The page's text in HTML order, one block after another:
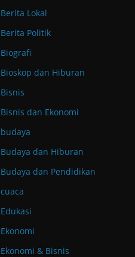
Berita Lokal
Berita Politik
Biografi
Bioskop dan Hiburan
Bisnis
Bisnis dan Ekonomi
budaya
Budaya dan Hiburan
Budaya dan Pendidikan
cuaca
Edukasi
Ekonomi
Ekonomi & Bisnis